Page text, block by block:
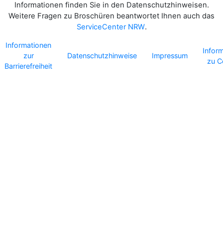
Informationen finden Sie in den Datenschutzhinweisen.
Weitere Fragen zu Broschüren beantwortet Ihnen auch das
ServiceCenter NRW.
Informationen
zur
Barrierefreiheit
Datenschutzhinweise Impressum
zu